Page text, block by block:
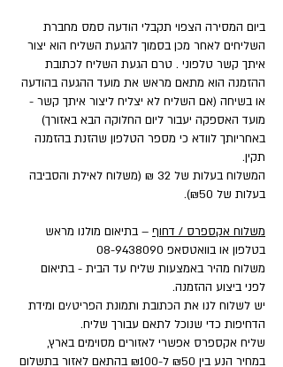
ביום המסירה הצפוי תקבלי הודעה סמס מחברת
השליחים לאחר מכן בסמוך להגעת השליח הוא יצור
איתך קשר טלפוני . טרם הגעת השליח לכתובת
ההזמנה הוא מתאם מראש את מועד ההגעה בהודעה
או בשיחה (אם השליח לא יצליח ליצור איתך קשר -
מועד האספקה יעבור ליום החלוקה הבא באזורך)
באחריותך לוודא כי מספר הטלפון שהזנת בהזמנה
תקין.
המשלוח בעלות של 32 ₪ (משלוח לאילת והסביבה
בעלות של ₪50).
משלוח אקספרס / דחוף – בתיאום מולנו מראש
בטלפון או בוואטסאפ 08-9438090
משלוח מהיר באמצעות שליח עד הבית - בתיאום
לפני ביצוע ההזמנה.
יש לשלוח לנו את הכתובת ותמונת הפריט/ים ומידת
הדחיפות כדי שנוכל לתאם עבורך שליח.
שליח אקספרס אפשרי לאזורים מסוימים בארץ,
במחיר הנע בין ₪50 ל-₪100 בהתאם לאזור בתשלום